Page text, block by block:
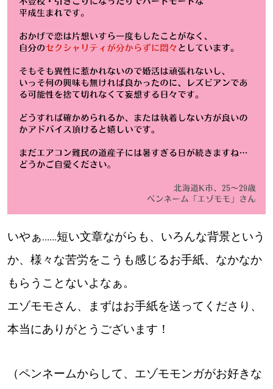
いやぁ……短い文章ながらも、いろんな背景という
か、様々な苦労をこうも感じるお手紙、なかなか
もらうことないよなぁ。
エゾモモさん、まずはお手紙を送ってくださり、
本当にありがとうございます！
（ペンネームからして、エゾモモンガがお好きな